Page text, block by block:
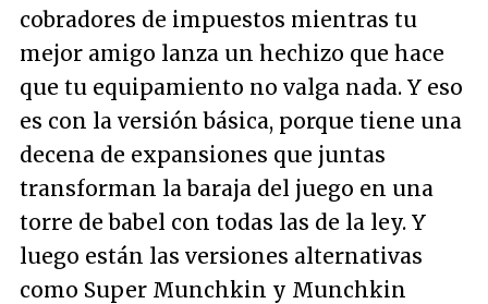
cobradores de impuestos mientras tu
mejor amigo lanza un hechizo que hace
que tu equipamiento no valga nada. Y eso
es con la versión básica, porque tiene una
decena de expansiones que juntas
transforman la baraja del juego en una
torre de babel con todas las de la ley. Y
luego están las versiones alternativas
como Super Munchkin y Munchkin